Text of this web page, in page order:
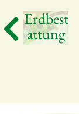
Erdbest
attung